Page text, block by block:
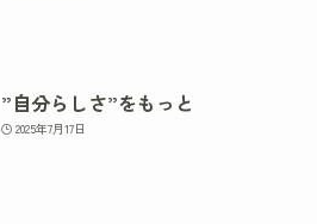
”自分らしさ”をもっと
2025年7月17日